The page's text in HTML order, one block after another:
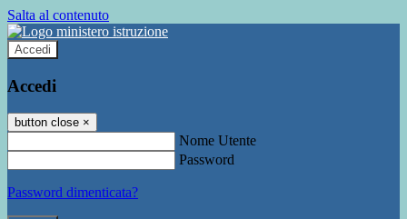
Salta al contenuto
Accedi
Accedi
button close ×
Nome Utente
Password
Password dimenticata?